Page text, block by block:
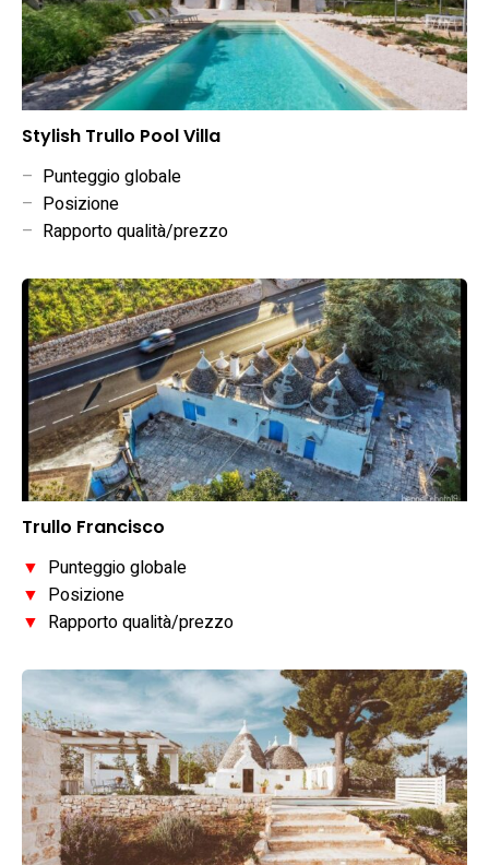
Stylish Trullo Pool Villa
– Punteggio globale
– Posizione
– Rapporto qualità/prezzo
Trullo Francisco
▼ Punteggio globale
▼ Posizione
▼ Rapporto qualità/prezzo